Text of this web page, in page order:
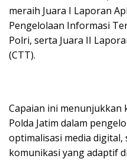
meraih Juara I Laporan
Pengelolaan Informasi
Polri, serta Juara II
(CTT).
Capaian ini menunjukkan
Polda Jatim dalam
optimalisasi media
komunikasi yang adaptif